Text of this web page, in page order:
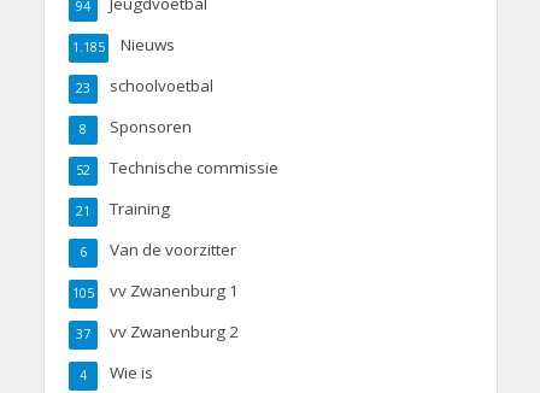
94
Nieuws
1.185
schoolvoetbal
23
Sponsoren
8
Technische commissie
52
Training
21
Van de voorzitter
6
vv Zwanenburg 1
105
vv Zwanenburg 2
37
Wie is
4